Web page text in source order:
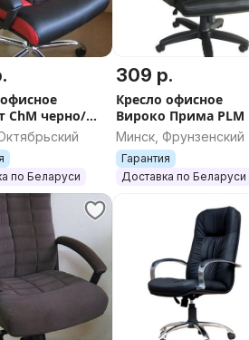
ChM черно/
по Беларуси
309 р.
Кресло офисное
Вироко Прима PLM
Минск, Фрунзенский
Гарантия
Доставка по Беларуси